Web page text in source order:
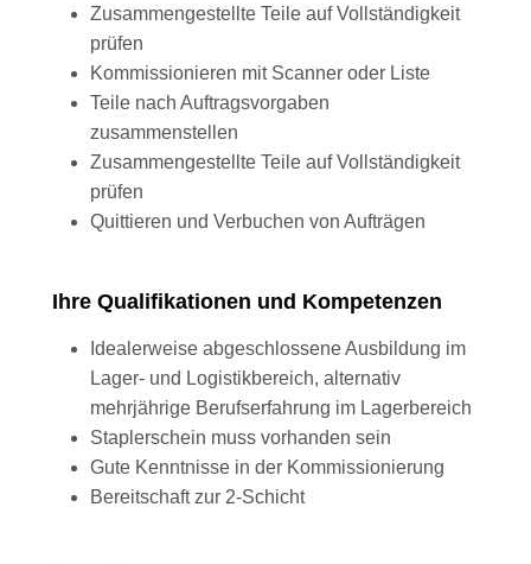
Zusammengestellte Teile auf Vollständigkeit
prüfen
Kommissionieren mit Scanner oder Liste
Teile nach Auftragsvorgaben
zusammenstellen
Zusammengestellte Teile auf Vollständigkeit
prüfen
Quittieren und Verbuchen von Aufträgen
Ihre Qualifikationen und Kompetenzen
Idealerweise abgeschlossene Ausbildung im
Lager- und Logistikbereich, alternativ
mehrjährige Berufserfahrung im Lagerbereich
Staplerschein muss vorhanden sein
Gute Kenntnisse in der Kommissionierung
Bereitschaft zur 2-Schicht